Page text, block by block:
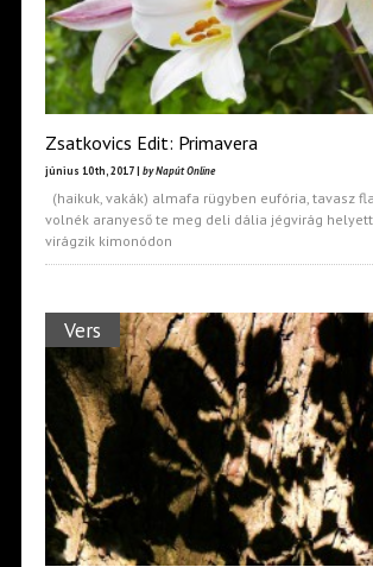
Zsatkovics Edit: Primavera
június 10th, 2017 | by Napút Online
(haikuk, vakák) almafa rügyben eufória, tavasz
volnék aranyeső te meg deli dália jégvirág
virágzik kimonódon
Vers